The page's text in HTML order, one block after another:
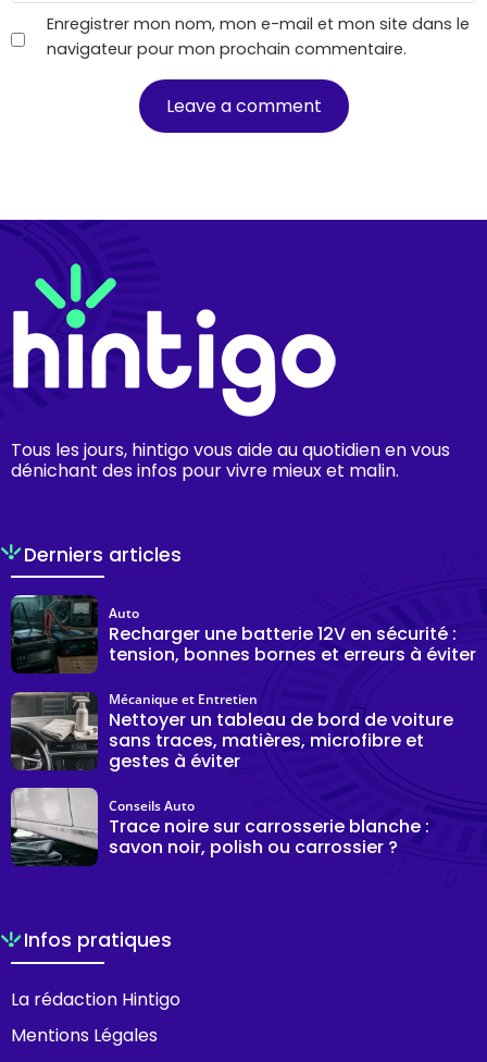
Enregistrer mon nom, mon e-mail et mon site dans le
navigateur pour mon prochain commentaire.
Tous les jours, hintigo vous aide au quotidien en vous
dénichant des infos pour vivre mieux et malin.
Derniers articles
Recharger une batterie 12V en sécurité :
tension, bonnes bornes et erreurs à éviter
Auto
Nettoyer un tableau de bord de voiture
sans traces, matières, microfibre et
gestes à éviter
Mécanique et Entretien
Trace noire sur carrosserie blanche :
savon noir, polish ou carrossier ?
Conseils Auto
Infos pratiques
La rédaction Hintigo
Mentions Légales